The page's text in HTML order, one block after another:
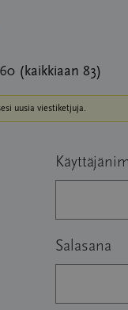
(kaikkiaan 83)
uusia viestiketjuja.
Salasana